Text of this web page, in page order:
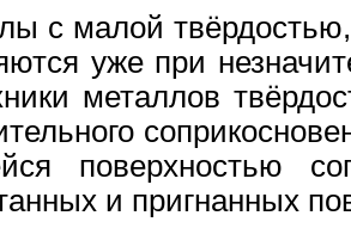
с малой
уже при
металлов
поверхностью
и пригнанных